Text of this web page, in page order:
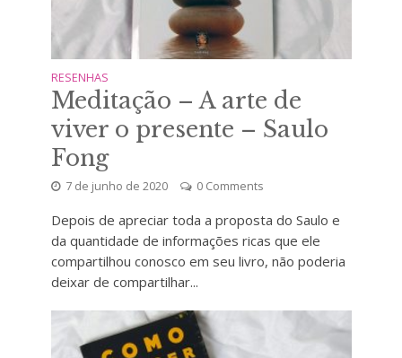
RESENHAS
Meditação – A arte de
viver o presente – Saulo
Fong
7 de junho de 2020 0 Comments
Depois de apreciar toda a proposta do Saulo e
da quantidade de informações ricas que ele
compartilhou conosco em seu livro, não poderia
deixar de compartilhar...